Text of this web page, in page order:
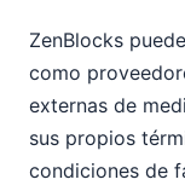
ZenBlocks
como
externas de
sus propios
condiciones de